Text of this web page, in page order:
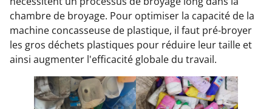
chambre de broyage. Pour optimiser la capacité de la
machine concasseuse de plastique, il faut pré-broyer
les gros déchets plastiques pour réduire leur taille et
ainsi augmenter l'efficacité globale du travail.